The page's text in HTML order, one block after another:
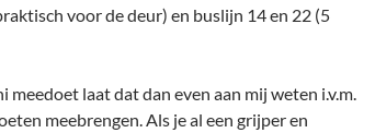
voor de deur) en buslijn 14 en 22 (5
meedoet laat dat dan even aan mij weten i.v.m.
meebrengen. Als je al een grijper en